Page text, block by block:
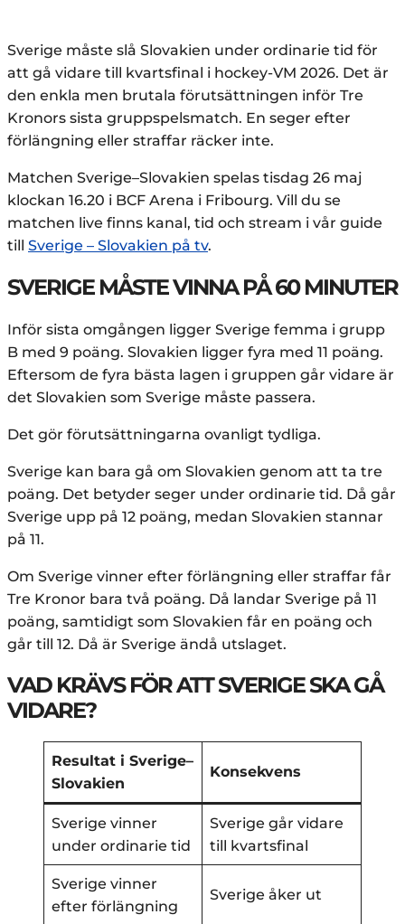
Sverige måste slå Slovakien under ordinarie tid för
att gå vidare till kvartsfinal i hockey-VM 2026. Det är
den enkla men brutala förutsättningen inför Tre
Kronors sista gruppspelsmatch. En seger efter
förlängning eller straffar räcker inte.
Matchen Sverige–Slovakien spelas tisdag 26 maj
klockan 16.20 i BCF Arena i Fribourg. Vill du se
matchen live finns kanal, tid och stream i vår guide
till Sverige – Slovakien på tv.
SVERIGE MÅSTE VINNA PÅ 60 MINUTER
Inför sista omgången ligger Sverige femma i grupp
B med 9 poäng. Slovakien ligger fyra med 11 poäng.
Eftersom de fyra bästa lagen i gruppen går vidare är
det Slovakien som Sverige måste passera.
Det gör förutsättningarna ovanligt tydliga.
Sverige kan bara gå om Slovakien genom att ta tre
poäng. Det betyder seger under ordinarie tid. Då går
Sverige upp på 12 poäng, medan Slovakien stannar
på 11.
Om Sverige vinner efter förlängning eller straffar får
Tre Kronor bara två poäng. Då landar Sverige på 11
poäng, samtidigt som Slovakien får en poäng och
går till 12. Då är Sverige ändå utslaget.
VAD KRÄVS FÖR ATT SVERIGE SKA GÅ
VIDARE?
Resultat i Sverige–
Slovakien
Konsekvens
Sverige vinner
under ordinarie tid
Sverige går vidare
till kvartsfinal
Sverige vinner
efter förlängning
Sverige åker ut